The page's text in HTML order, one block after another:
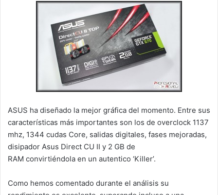
ASUS ha diseñado la mejor gráfica del momento. Entre sus
características más importantes son los de overclock 1137
mhz, 1344 cudas Core, salidas digitales, fases mejoradas,
disipador Asus Direct CU II y 2 GB de
RAM convirtiéndola en un autentico ‘Killer’.
Como hemos comentado durante el análisis su